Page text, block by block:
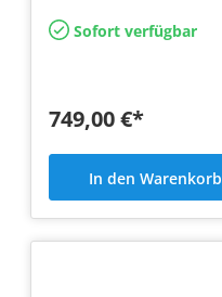
Sofort verfügbar
749,00 €*
In den Warenkorb